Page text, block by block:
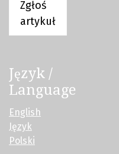
Zgłoś
artykuł
Język /
Language
English
Język
Polski